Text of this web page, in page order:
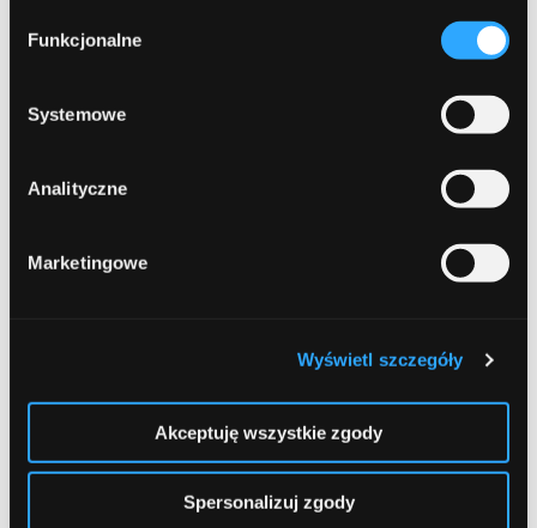
formy korzystania z plików cookies. Więcej:
Polityka
zgody
Funkcjonalne
Systemowe
Analityczne
Marketingowe
Wyświetl szczegóły
Akceptuję wszystkie zgody
Spersonalizuj zgody
październik 2017
czerwiec 2017
grudzień 2016